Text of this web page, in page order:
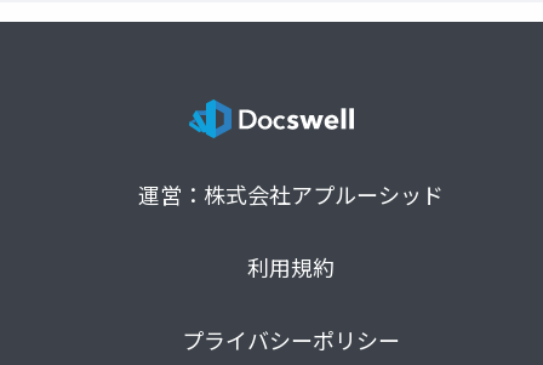
運営：株式会社アプルーシッド
利用規約
プライバシーポリシー